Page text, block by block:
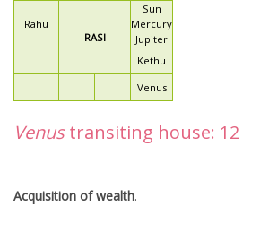
Rahu
RASI
Sun
Mercury
Jupiter
Kethu
Venus
Venustransiting house: 12
Acquisition of wealth.